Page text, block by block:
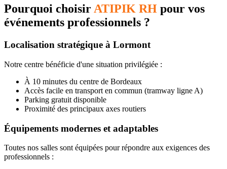
Pourquoi choisirATIPIK RH pour vos
événements professionnels ?
Localisation stratégique à Lormont
Notre centre bénéficie d'une situation privilégiée :
À 10 minutes du centre de Bordeaux
Accès facile en transport en commun (tramway ligne A)
Parking gratuit disponible
Proximité des principaux axes routiers
Équipements modernes et adaptables
Toutes nos salles sont équipées pour répondre aux exigences des
professionnels :